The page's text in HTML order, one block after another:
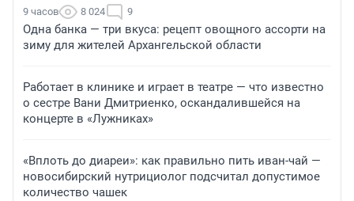
9 часов 8 024 9
Одна банка — три вкуса: рецепт овощного ассорти на
зиму для жителей Архангельской области
Работает в клинике и играет в театре — что известно
о сестре Вани Дмитриенко, оскандалившейся на
концерте в «Лужниках»
«Вплоть до диареи»: как правильно пить иван-чай —
новосибирский нутрициолог подсчитал допустимое
количество чашек